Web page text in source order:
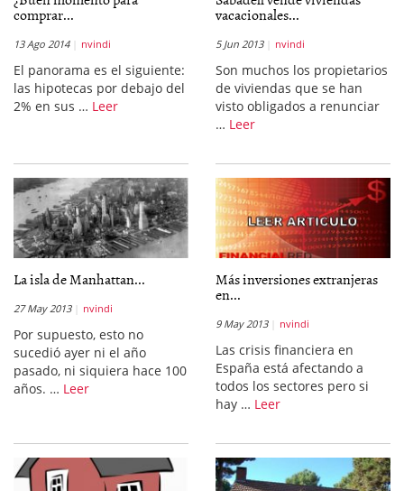
comprar...
13 Ago 2014 nvindi
El panorama es el siguiente:
las hipotecas por debajo del
2% en sus … Leer
vacacionales...
5 Jun 2013 nvindi
Son muchos los propietarios
de viviendas que se han
visto obligados a renunciar
… Leer
La isla de Manhattan...
27 May 2013 nvindi
Por supuesto, esto no
sucedió ayer ni el año
pasado, ni siquiera hace 100
años. … Leer
Más inversiones extranjeras
en...
9 May 2013 nvindi
Las crisis financiera en
España está afectando a
todos los sectores pero si
hay … Leer